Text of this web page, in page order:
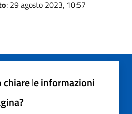
: 29 agosto 2023, 10:57
chiare le informazioni